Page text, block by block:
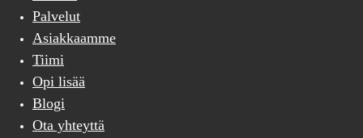
Palvelut
Asiakkaamme
Tiimi
Opi lisää
Blogi
Ota yhteyttä